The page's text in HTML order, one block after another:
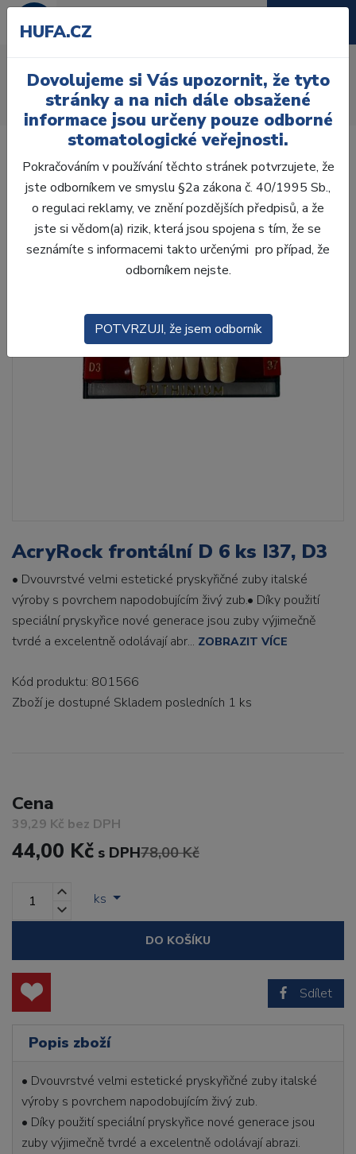
Úvod Zuby
AcryRock
AcryRock frontální D 6 ks I37, D3
Akce -44 % Výprodej
AcryRock frontální D 6 ks I37, D3
• Dvouvrstvé velmi estetické pryskyřičné zuby italské
výroby s povrchem napodobujícím živý zub.• Díky použití
speciální pryskyřice nové generace jsou zuby výjimečně
tvrdé a excelentně odolávají abr... ZOBRAZIT VÍCE
Kód produktu: 801566
Zboží je dostupné Skladem posledních 1 ks
Cena
39,29 Kč bez DPH
44,00 Kč s DPH78,00 Kč
ks
DO KOŠÍKU
Sdílet
Popis zboží
• Dvouvrstvé velmi estetické pryskyřičné zuby italské
výroby s povrchem napodobujícím živý zub.
• Díky použití speciální pryskyřice nové generace jsou
zuby výjimečně tvrdé a excelentně odolávají abrazi.
HUFA.CZ
Dovolujeme si Vás upozornit, že tyto
stránky a na nich dále obsažené
informace jsou určeny pouze odborné
stomatologické veřejnosti.
Pokračováním v používání těchto stránek potvrzujete, že
jste odborníkem ve smyslu §2a zákona č. 40/1995 Sb.,
o regulaci reklamy, ve znění pozdějších předpisů, a že
jste si vědom(a) rizik, která jsou spojena s tím, že se
seznámíte s informacemi takto určenými pro případ, že
odborníkem nejste.
POTVRZUJI, že jsem odborník